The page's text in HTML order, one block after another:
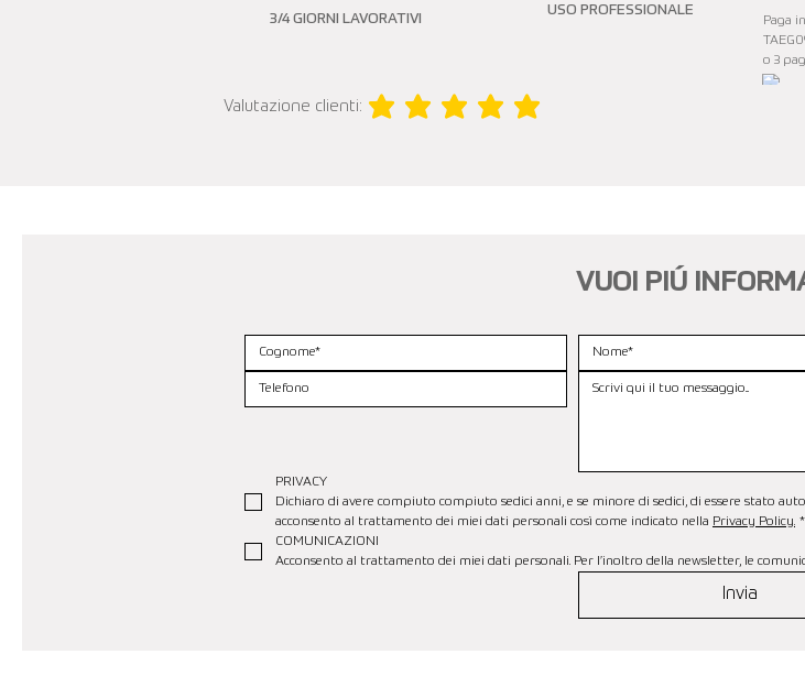
3/4 GIORNI LAVORATIVI
USO PROFESSIONALE
Valutazione clienti: la valutazione media è 5 su 5
Paga
o 3
VUOI PIÚ
PRIVACY
Dichiaro di avere compiuto compiuto sedici anni, e se minore di sedici, di essere stato
acconsento al trattamento dei miei dati personali così come indicato nella Privacy Policy. *
COMUNICAZIONI
Acconsento al trattamento dei miei dati personali. Per l’inoltro della newsletter, le
Invia